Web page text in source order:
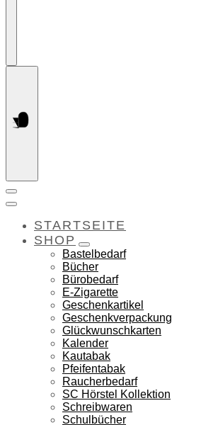
STARTSEITE
SHOP
Bastelbedarf
Bücher
Bürobedarf
E-Zigarette
Geschenkartikel
Geschenkverpackung
Glückwunschkarten
Kalender
Kautabak
Pfeifentabak
Raucherbedarf
SC Hörstel Kollektion
Schreibwaren
Schulbücher